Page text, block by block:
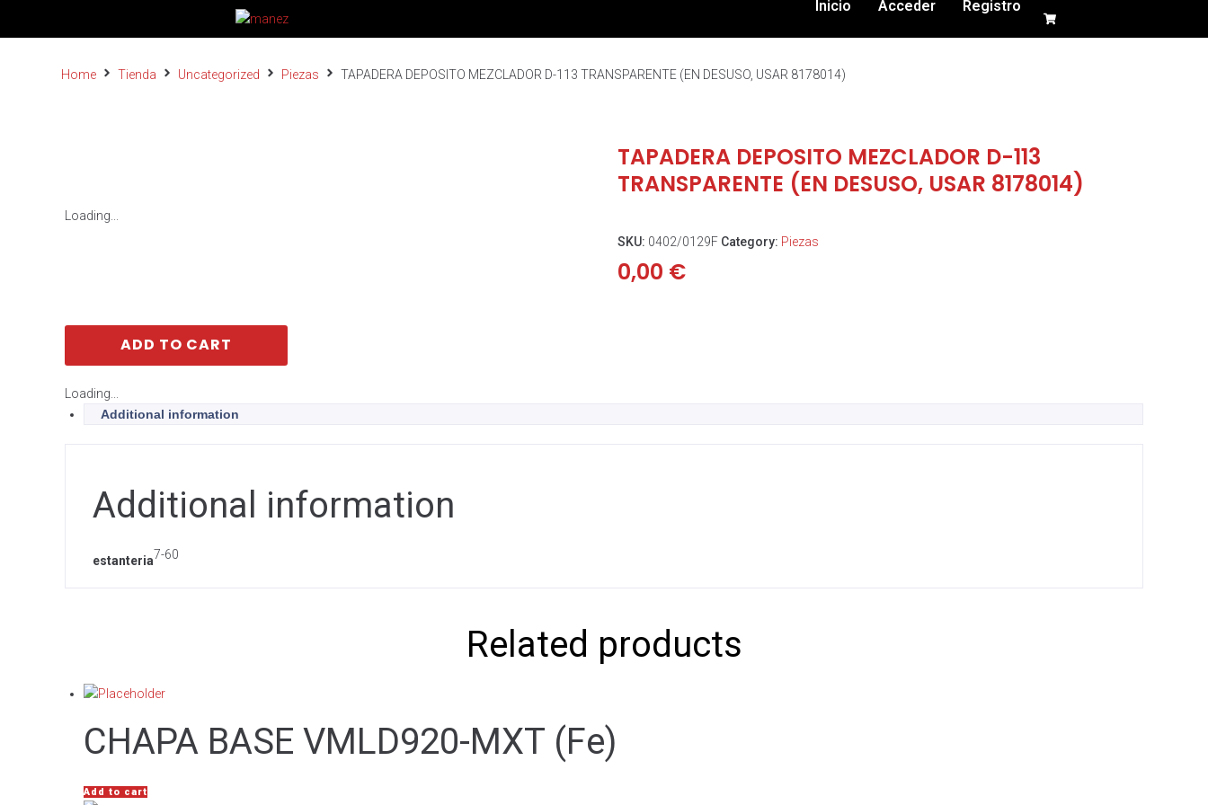
Inicio Acceder Registro
Home Tienda Uncategorized Piezas TAPADERA DEPOSITO MEZCLADOR D-113 TRANSPARENTE (EN DESUSO, USAR 8178014)
Loading...
TAPADERA DEPOSITO MEZCLADOR D-113
TRANSPARENTE (EN DESUSO, USAR 8178014)
SKU: 0402/0129F Category: Piezas
0,00 €
ADD TO CART
Loading...
Additional information
Additional information
estanteria7-60
Related products
CHAPA BASE VMLD920-MXT (Fe)
Add to cart